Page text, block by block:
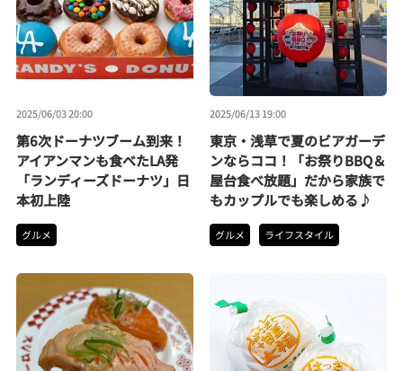
2025/06/03 20:00
第6次ドーナツブーム到来！
アイアンマンも食べたLA発
「ランディーズドーナツ」日
本初上陸
グルメ
2025/06/13 19:00
東京・浅草で夏のビアガーデ
ンならココ！「お祭りBBQ＆
屋台食べ放題」だから家族で
もカップルでも楽しめる♪
グルメ ライフスタイル